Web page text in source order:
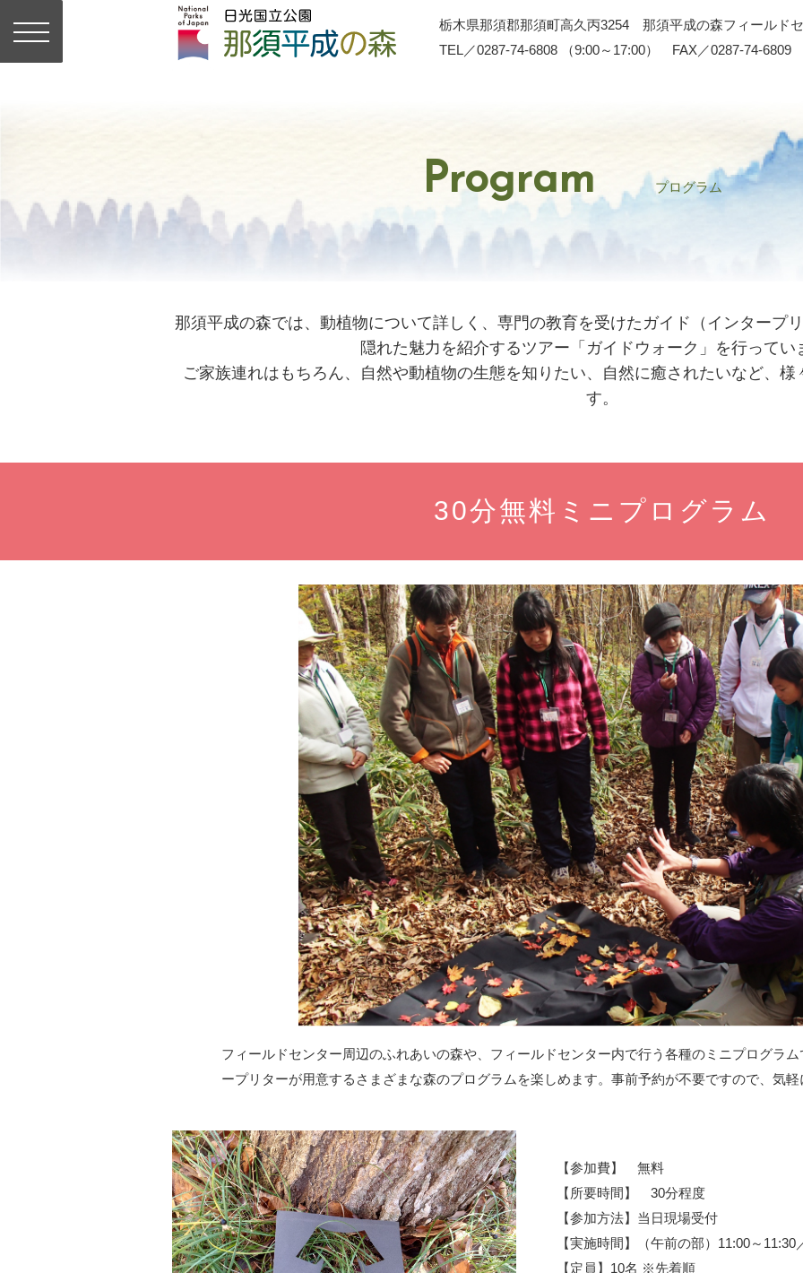
栃木県那須郡那須町高久丙3254 那須平成の森フィールド
TEL／0287-74-6808 （9:00～17:00） FAX／0287-74-6809
Program プログラム
那須平成の森では、動植物について詳しく、専門の教育を受けたガイド（インタープ
隠れた魅力を紹介するツアー「ガイドウォーク」を行ってい
ご家族連れはもちろん、自然や動植物の生態を知りたい、自然に癒されたいなど、
す。
30分無料ミニプログラム
フィールドセンター周辺のふれあいの森や、フィールドセンター内で行う各種のミニプログラ
ープリターが用意するさまざまな森のプログラムを楽しめます。事前予約が不要ですので、気
【参加費】 無料
【所要時間】 30分程度
【参加方法】当日現場受付
【実施時間】（午前の部）11:00～11:30／
【定員】10名 ※先着順